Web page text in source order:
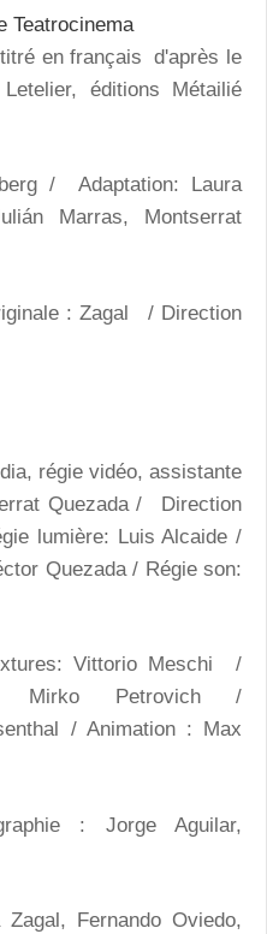
Teatrocinema
en français d'après le
éditions Métailié
/ Adaptation: Laura
Marras, Montserrat
: Zagal / Direction
régie vidéo, assistante
Quezada / Direction
lumière: Luis Alcaide /
Quezada / Régie son:
Vittorio Meschi /
Mirko Petrovich /
/ Animation : Max
: Jorge Aguilar,
Fernando Oviedo,